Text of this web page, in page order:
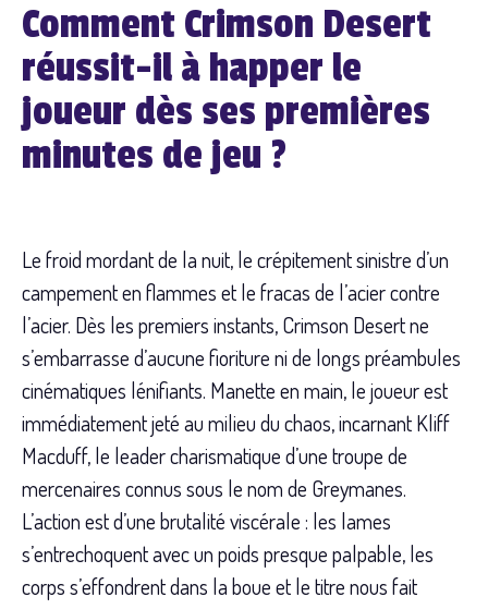
Comment Crimson Desert
réussit-il à happer le
joueur dès ses premières
minutes de jeu ?
Le froid mordant de la nuit, le crépitement sinistre d’un
campement en flammes et le fracas de l’acier contre
l’acier. Dès les premiers instants, Crimson Desert ne
s’embarrasse d’aucune fioriture ni de longs préambules
cinématiques lénifiants. Manette en main, le joueur est
immédiatement jeté au milieu du chaos, incarnant Kliff
Macduff, le leader charismatique d’une troupe de
mercenaires connus sous le nom de Greymanes.
L’action est d’une brutalité viscérale : les lames
s’entrechoquent avec un poids presque palpable, les
corps s’effondrent dans la boue et le titre nous fait